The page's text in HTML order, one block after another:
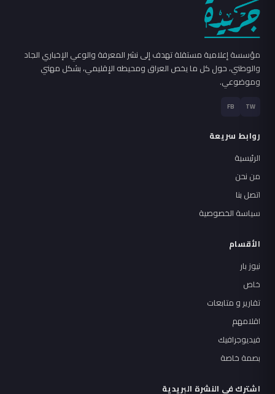
مؤسسة إعلامية مستقلة تهدف إلى نشر المعرفة والوعي الإخباري الجاد
والوطني، حول كل ما يخص العراق ومحيطه الإقليمي، بشكل مهني
وموضوعي.
TW
FB
روابط سريعة
الرئيسية
من نحن
اتصل بنا
سياسة الخصوصية
الأقسام
نيوز بار
خاص
تقارير و متابعات
اقلامهم
فيديوجرافيك
بصمة خاصة
اشترك في النشرة البريدية